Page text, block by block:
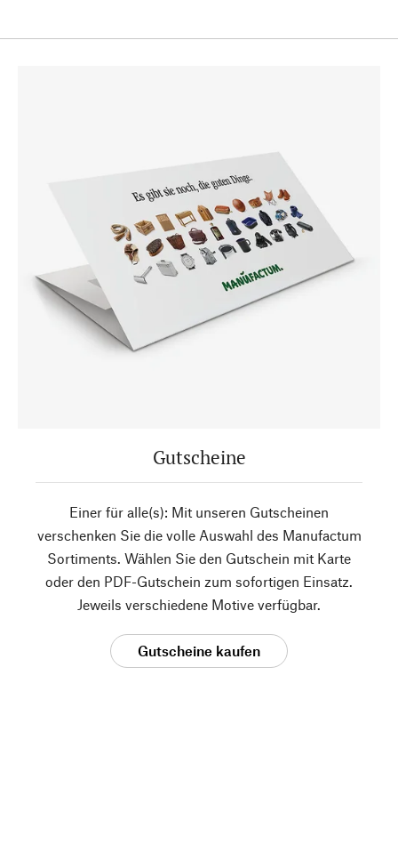
Gutscheine
Einer für alle(s): Mit unseren Gutscheinen
verschenken Sie die volle Auswahl des Manufactum
Sortiments. Wählen Sie den Gutschein mit Karte
oder den PDF-Gutschein zum sofortigen Einsatz.
Jeweils verschiedene Motive verfügbar.
Gutscheine kaufen